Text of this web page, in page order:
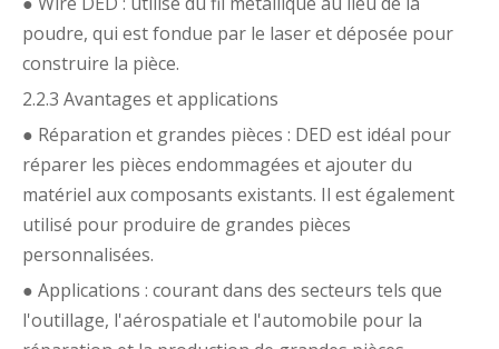
poudre, qui est fondue par le laser et déposée pour
construire la pièce.
2.2.3 Avantages et applications
● Réparation et grandes pièces : DED est idéal pour
réparer les pièces endommagées et ajouter du
matériel aux composants existants. Il est également
utilisé pour produire de grandes pièces
personnalisées.
● Applications : courant dans des secteurs tels que
l'outillage, l'aérospatiale et l'automobile pour la